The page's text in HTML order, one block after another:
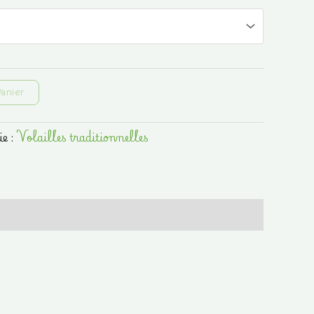
12,80 €
17,60 €
:Volailles traditionnelles